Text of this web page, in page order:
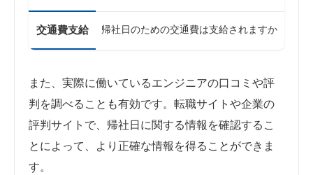
交通費支給 帰社日のための交通費は支給されますか
また、実際に働いているエンジニアの口コミや評
判を調べることも有効です。転職サイトや企業の
評判サイトで、帰社日に関する情報を確認するこ
とによって、より正確な情報を得ることができま
す。